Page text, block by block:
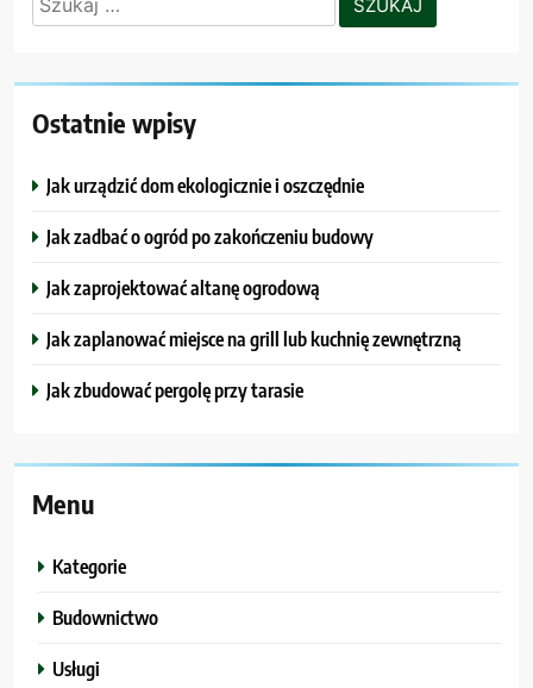
Ostatnie wpisy
Jak urządzić dom ekologicznie i oszczędnie
Jak zadbać o ogród po zakończeniu budowy
Jak zaprojektować altanę ogrodową
Jak zaplanować miejsce na grill lub kuchnię zewnętrzną
Jak zbudować pergolę przy tarasie
Menu
Kategorie
Budownictwo
Usługi